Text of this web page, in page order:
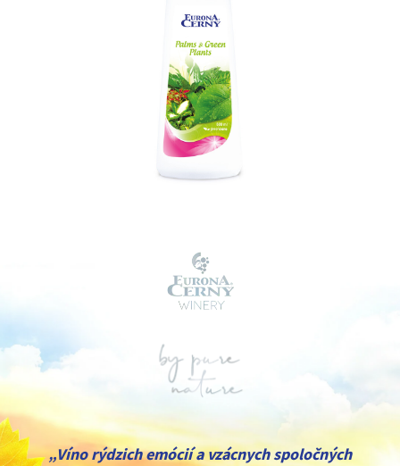
vo vode 0,001%, Zinok (Zn) vo forme chelátu EDTA 0,003%.
„Víno rýdzich emócií a vzácnych spoločných